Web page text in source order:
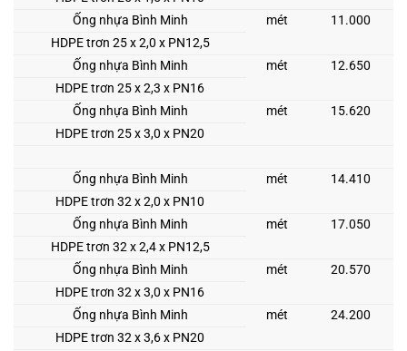
Ống nhựa Bình Minh
mét
11.000
HDPE trơn 25 x 2,0 x PN12,5
Ống nhựa Bình Minh
mét
12.650
HDPE trơn 25 x 2,3 x PN16
Ống nhựa Bình Minh
mét
15.620
HDPE trơn 25 x 3,0 x PN20
Ống nhựa Bình Minh mét
14.410
HDPE trơn 32 x 2,0 x PN10
Ống nhựa Bình Minh
mét
17.050
HDPE trơn 32 x 2,4 x PN12,5
Ống nhựa Bình Minh
mét
20.570
HDPE trơn 32 x 3,0 x PN16
Ống nhựa Bình Minh
mét
24.200
HDPE trơn 32 x 3,6 x PN20